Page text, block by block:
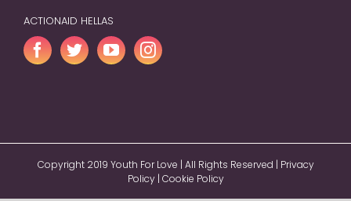
ACTIONAID HELLAS
Copyright 2019 Youth For Love | All Rights Reserved | Privacy
Policy| Cookie Policy